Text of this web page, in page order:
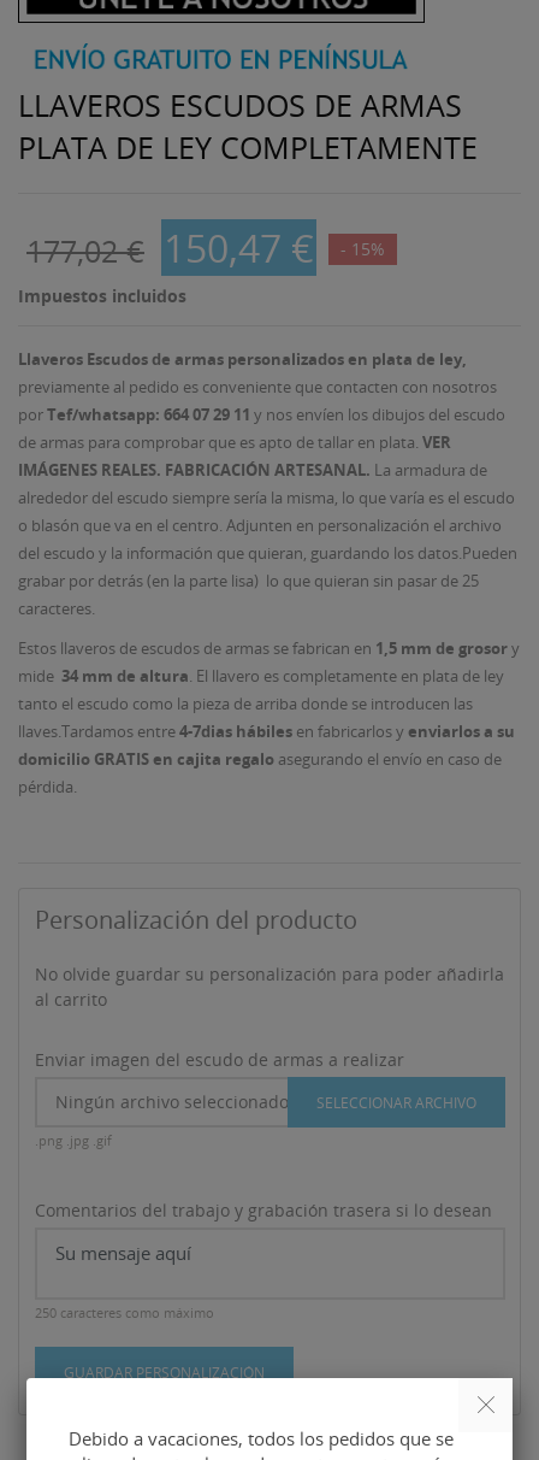
LLAVEROS ESCUDOS DE ARMAS
PLATA DE LEY COMPLETAMENTE
177,02 € 150,47 € - 15%
Impuestos incluidos
Llaveros Escudos de armas personalizados en plata de ley,
previamente al pedido es conveniente que contacten con nosotros
porTef/whatsapp: 664 07 29 11 y nos envíen los dibujos del escudo
de armas para comprobar que es apto de tallar en plata. VER
IMÁGENES REALES. FABRICACIÓN ARTESANAL. La armadura de
alrededor del escudo siempre sería la misma, lo que varía es el escudo
o blasón que va en el centro. Adjunten en personalización el archivo
del escudo y la información que quieran, guardando los datos.Pueden
grabar por detrás (en la parte lisa) lo que quieran sin pasar de 25
caracteres.
Estos llaveros de escudos de armas se fabrican en 1,5 mm de grosory
mide 34 mm de altura . El llavero es completamente en plata de ley
tanto el escudo como la pieza de arriba donde se introducen las
llaves.Tardamos entre4-7dias hábiles en fabricarlos y enviarlos a su
domicilio GRATIS en cajita regalo asegurando el envío en caso de
pérdida.
Personalización del producto
No olvide guardar su personalización para poder añadirla
al carrito
Enviar imagen del escudo de armas a realizar
Ningún archivo seleccionado
SELECCIONAR ARCHIVO
.png .jpg .gif
Comentarios del trabajo y grabación trasera si lo desean
250 caracteres como máximo
GUARDAR PERSONALIZACIÓN
Debido a vacaciones, todos los pedidos que se